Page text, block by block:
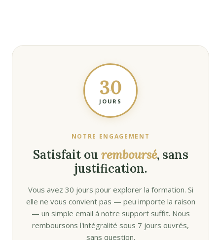
30
JOURS
NOTRE ENGAGEMENT
Satisfait ou remboursé, sans
justification.
Vous avez 30 jours pour explorer la formation. Si
elle ne vous convient pas — peu importe la raison
— un simple email à notre support suffit. Nous
remboursons l'intégralité sous 7 jours ouvrés,
sans question.